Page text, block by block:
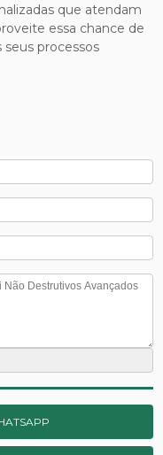
que atendam
essa chance de
seus processos